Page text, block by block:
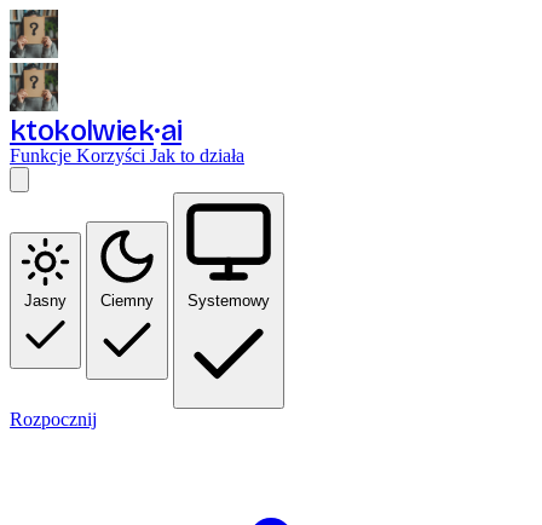
ktokolwiek ai
Funkcje Korzyści Jak to działa
Jasny Ciemny Systemowy
Rozpocznij